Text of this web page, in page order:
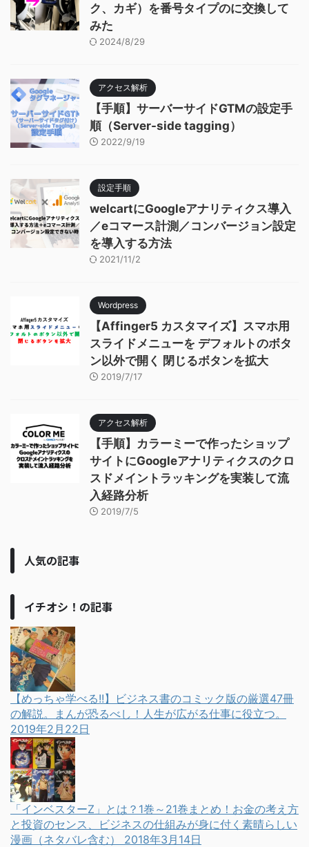
ク、カギ）を番号タイプのに交換して
みた
2024/8/29
アクセス解析
【手順】サーバーサイドGTMの設定手
順（Server-side tagging）
2022/9/19
設定手順
welcartにGoogleアナリティクス導入
／eコマース計測／コンバージョン設定
を導入する方法
2021/11/2
Wordpress
【Affinger5 カスタマイズ】スマホ用
スライドメニューを デフォルトのボタ
ン以外で開く 閉じるボタンを拡大
2019/7/17
アクセス解析
【手順】カラーミーで作ったショップ
サイトにGoogleアナリティクスのクロ
スドメイントラッキングを実装して流
入経路分析
2019/7/5
人気の記事
イチオシ！の記事
【めっちゃ学べる!!】ビジネス書のコミック版の厳選47冊
の解説。まんが恐るべし！人生が広がる仕事に役立つ。
2019年2月22日
「インベスターZ」とは？1巻～21巻まとめ！お金の考え方
と投資のセンス、ビジネスの仕組みが身に付く素晴らしい
漫画（ネタバレ含む） 2018年3月14日